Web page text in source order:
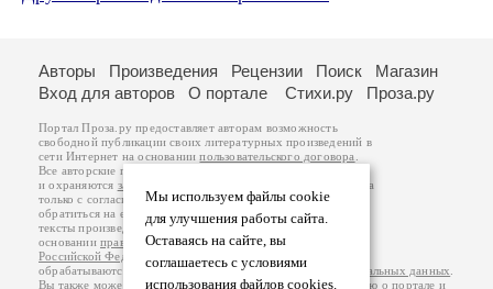
Мы используем файлы cookie
для улучшения работы сайта.
Оставаясь на сайте, вы
соглашаетесь с условиями
использования файлов cookies.
Авторы Произведения Рецензии Поиск
Магазин
Вход для авторов
О портале Стихи.ру Проза.ру
Портал Проза.ру предоставляет авторам возможность
свободной публикации своих литературных произведений в
сети Интернет на основаниипользовательского договора
Все авторские права на произведения принадлежат авторам
и охраняются законом
. Перепечатка произведений возможна
только с согласия его автора, к которому вы можете
обратиться на его авторской странице. Ответственность за
тексты произведений авторы несут самостоятельно на
основанииправил публикацииизаконодательства
Российской Федерации
обрабатываются на основанииПолитики обработки персональных данных
Вы также можете посмотреть более подробнуюинформацию о портале и